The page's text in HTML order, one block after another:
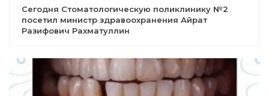
Сегодня Стоматологическую поликлинику №2
посетил министр здравоохранения Айрат
Разифович Рахматуллин